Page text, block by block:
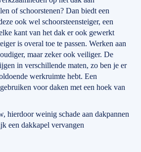
of schoorstenen? Dan biedt een
ook wel schoorsteensteiger, een
kant van het dak er ook gewerkt
is overal toe te passen. Werken aan
maar zeker ook veiliger. De
in verschillende maten, zo ben je er
werkruimte hebt. Een
voor daken met een hoek van
hierdoor weinig schade aan dakpannen
een dakkapel vervangen